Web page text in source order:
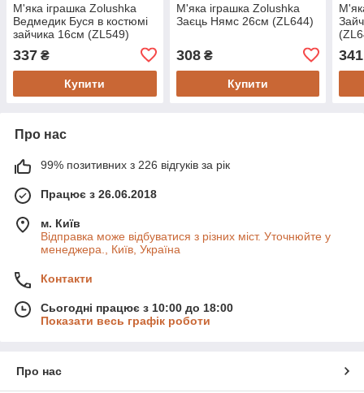
М'яка іграшка Zolushka
Ведмедик Буся в костюмі
зайчика 16см (ZL549)
337 ₴
Купити
М'яка іграшка Zolushka
Заєць Нямс 26см (ZL644)
308₴
Купити
341
Про нас
99% позитивних з 226 відгуків за рік
Працює з 26.06.2018
м. Київ
Відправка може відбуватися з різних міст. Уточнюйте у
менеджера., Київ, Україна
Контакти
Сьогодні працює з 10:00 до 18:00
Показати весь графік роботи
Про нас